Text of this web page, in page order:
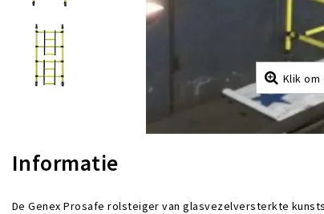
Klik
Informatie
De Genex Prosafe rolsteiger van glasvezelversterkte